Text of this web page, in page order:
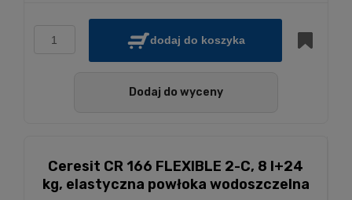
dodaj do koszyka
Dodaj do wyceny
Ceresit CR 166 FLEXIBLE 2-C, 8 l+24
kg, elastyczna powłoka wodoszczelna